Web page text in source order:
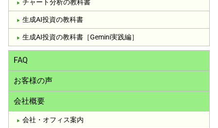
チャート分析の教科書
生成AI投資の教科書
生成AI投資の教科書［Gemini実践編］
FAQ
お客様の声
会社概要
会社・オフィス案内